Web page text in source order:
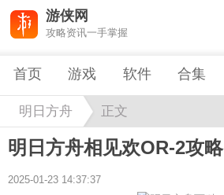
游侠网
攻略资讯一手掌握
首页 游戏 软件 合集
明日方舟 正文
明日方舟相见欢OR-2攻略
2025-01-23 14:37:37